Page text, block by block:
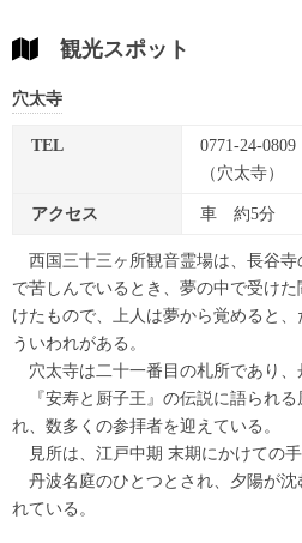
観光スポット
穴太寺
TEL
0771-24-0809
（穴太寺）
アクセス 車 約5分
西国三十三ヶ所観音霊場は、長谷寺
で苦しんでいるとき、夢の中で受け
けたもので、上人は夢から覚めると
ういわれがある。
穴太寺は二十一番目の札所であり、
『安寿と厨子王』の伝説に語られる
れ、数多くの参拝者を迎えている。
見所は、江戸中期 末期にかけての手
丹波名庭のひとつとされ、夕陽が沈
れている。